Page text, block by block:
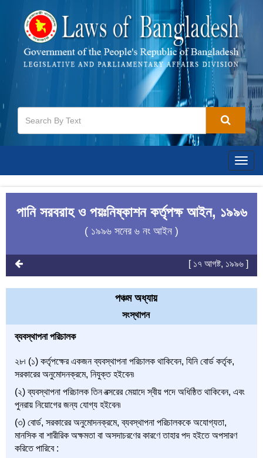
পানি সরবরাহ ও পয়ঃনিষ্কাশন কর্তৃপক্ষ আইন, ১৯৯৬
( ১৯৯৬ সনের ৬ নং আইন )
[ ১৭ আগষ্ট, ১৯৯৬ ]
পঞ্চম অধ্যায়
সংস্থাপন
ব্যবস্থাপনা পরিচালক
২৮৷ (১) কর্তৃপক্ষের একজন ব্যবস্থাপনা পরিচালক থাকিবেন, যিনি বোর্ড কর্তৃক,
সরকারের অনুমোদনক্রমে, নিযুক্ত হইবেন৷
(২) ব্যবস্থাপনা পরিচালক তিন বত্সরের মেয়াদে স্বীয় পদে অধিষ্ঠিত থাকিবেন, এবং
পুনরায় নিয়োগের জন্য যোগ্য হইবেন৷
(৩) বোর্ড, সরকারের অনুমোদনক্রমে, ব্যবস্থাপনা পরিচালককে অযোগ্যতা,
মানসিক বা শারীরিক অক্ষমতা বা অসদাচরণের কারণে তাহার পদ হইতে অপসারণ
করিতে পারিবে :